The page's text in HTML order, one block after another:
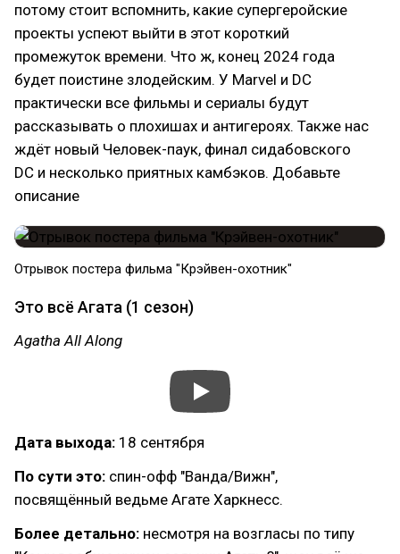
потому стоит вспомнить, какие супергеройские
проекты успеют выйти в этот короткий
промежуток времени. Что ж, конец 2024 года
будет поистине злодейским. У Marvel и DC
практически все фильмы и сериалы будут
рассказывать о плохишах и антигероях. Также нас
ждёт новый Человек-паук, финал сидабовского
DC и несколько приятных камбэков. Добавьте
описание
Отрывок постера фильма "Крэйвен-охотник"
Это всё Агата (1 сезон)
Agatha All Along
Дата выхода: 18 сентября
По сути это: спин-офф "Ванда/Вижн",
посвящённый ведьме Агате Харкнесс.
Более детально: несмотря на возгласы по типу